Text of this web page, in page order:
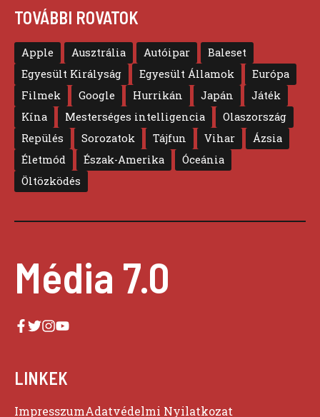
TOVÁBBI ROVATOK
Apple Ausztrália Autóipar
Baleset
Egyesült Királyság
Egyesült Államok
Európa
Filmek
Google Hurrikán Japán
Játék
Kína
Mesterséges intelligencia
Olaszország
Repülés
Sorozatok Tájfun Vihar
Ázsia
Életmód
Észak-Amerika
Óceánia
Öltözködés
Média 7.0
LINKEK
ImpresszumAdatvédelmi Nyilatkozat